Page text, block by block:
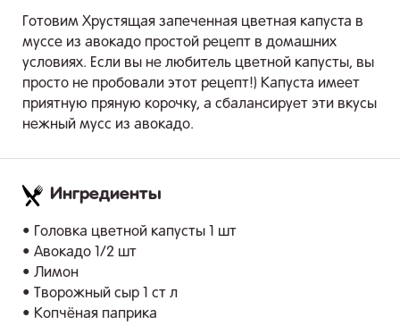
Готовим Хрустящая запеченная цветная капуста в
муссе из авокадо простой рецепт в домашних
условиях. Если вы не любитель цветной капусты, вы
просто не пробовали этот рецепт!) Капуста имеет
приятную пряную корочку, а сбалансирует эти вкусы
нежный мусс из авокадо.
Ингредиенты
• Головка цветной капусты 1 шт
• Авокадо 1/2 шт
• Лимон
• Творожный сыр 1 ст л
• Копчёная паприка